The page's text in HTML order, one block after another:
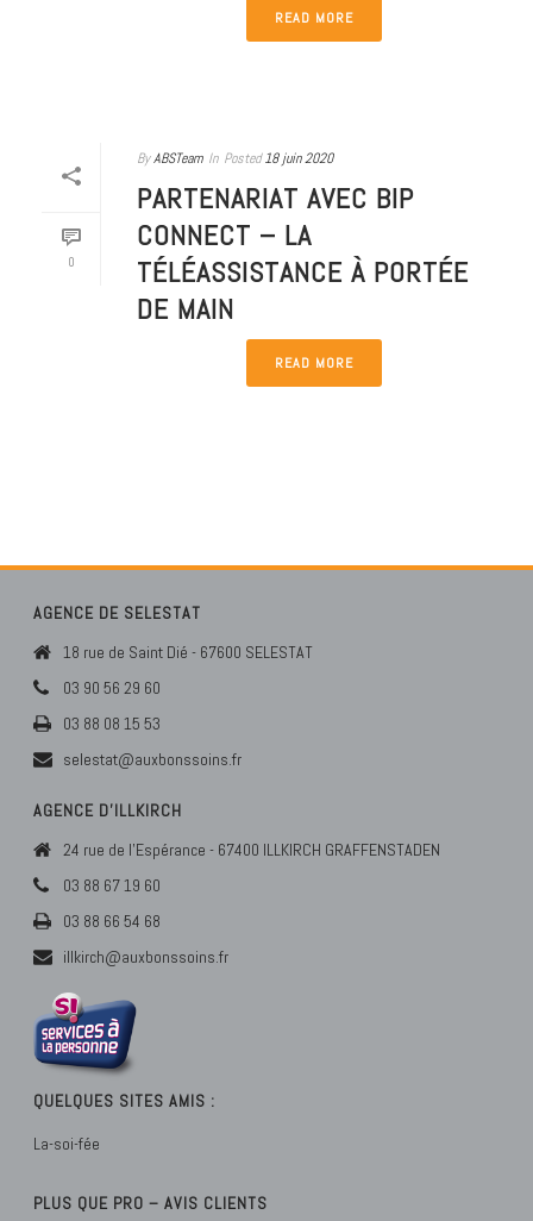
READ MORE
0
ByABSTeam In Posted 18 juin 2020
PARTENARIAT AVEC BIP
CONNECT – LA
TÉLÉASSISTANCE À PORTÉE
DE MAIN
READ MORE
AGENCE DE SELESTAT
18 rue de Saint Dié - 67600 SELESTAT
03 90 56 29 60
03 88 08 15 53
selestat@auxbonssoins.fr
AGENCE D’ILLKIRCH
24 rue de l'Espérance - 67400 ILLKIRCH GRAFFENSTADEN
03 88 67 19 60
03 88 66 54 68
illkirch@auxbonssoins.fr
QUELQUES SITES AMIS :
La-soi-fée
PLUS QUE PRO – AVIS CLIENTS